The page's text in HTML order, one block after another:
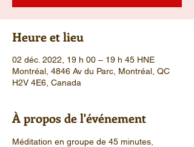
Heure et lieu
02 déc. 2022, 19 h 00 – 19 h 45 HNE
Montréal, 4846 Av du Parc, Montréal, QC
H2V 4E6, Canada
À propos de l'événement
Méditation en groupe de 45 minutes,